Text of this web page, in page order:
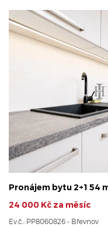
Pronájem bytu 2+1 54
24 000 Kč za měsíc
Ev.č.: PP8060826 - Břevnov